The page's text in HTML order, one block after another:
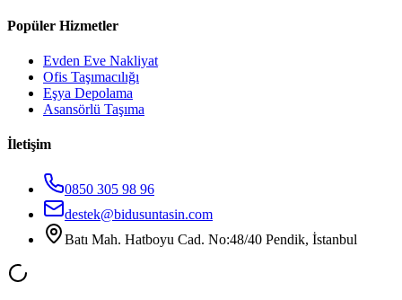
Popüler Hizmetler
Evden Eve Nakliyat
Ofis Taşımacılığı
Eşya Depolama
Asansörlü Taşıma
İletişim
0850 305 98 96
destek@bidusuntasin.com
Batı Mah. Hatboyu Cad. No:48/40 Pendik, İstanbul